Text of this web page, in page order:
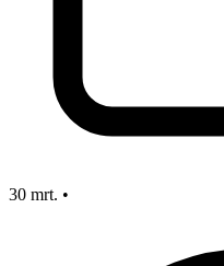
30 mrt. •